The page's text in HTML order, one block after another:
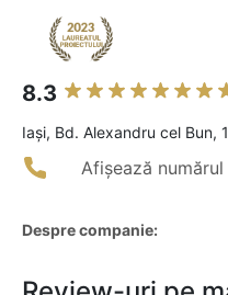
8.3
Iaşi, Bd. Alexandru cel Bun,
Afișează
Despre companie: